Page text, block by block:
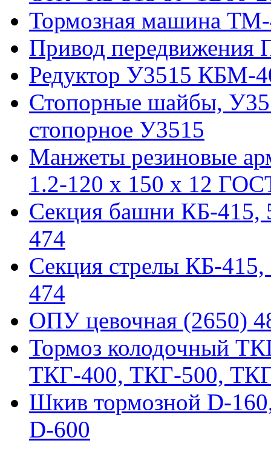
Тормозная машина
Привод передвижения
Редуктор У3515 КБМ-
Стопорные шайбы,
стопорное У3515
Манжеты резиновые
1.2-120 x 150 x 12
Секция башни КБ-415,
474
Секция стрелы КБ-
474
ОПУ цевочная (2650)
Тормоз колодочный
ТКГ-400, ТКГ-500,
Шкив тормозной D-
D-600